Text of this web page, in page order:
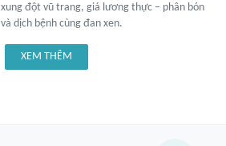
xung đột vũ trang, giá lương thực – phân bón
và dịch bệnh cùng đan xen.
XEM THÊM